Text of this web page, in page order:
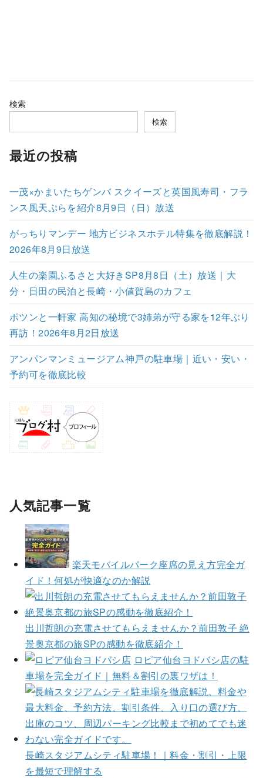
検索
検索
最近の投稿
一茂×かまいたちゲンバ スクイーズと英国風寿司・フラ
ンス風天ぷらを紹介8月9日（日）放送
がっちりマンデー 地方ビジネスホテル特集を徹底解説！
2026年8月9日放送
人生の楽園ふるさと大好きSP8月8日（土）放送｜大
分・日田の民泊と長崎・小値賀島のカフェ
ポツンと一軒家 高知の秘境で3姉弟が守る家を12年ぶり
再訪！2026年8月2日放送
アンパンマンミュージアム神戸の駐車場｜近い・安い・
予約可を徹底比較
人気記事一覧
楽天モバイルパーク座席の見え方完全ガ
イド！何処が快適なのか解説
出川哲朗の充電させてもらえませんか？前田敦子 絶
景奥京都の旅SPの感動を徹底紹介！
ロピア仙台ヨドバシ店の駐
車場を完全ガイド｜無料＆割引の裏ワザは！
長崎スタジアムシティ駐車場！｜料金・割引・上限
を最短で理解する